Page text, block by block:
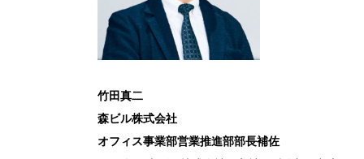
竹田真二
森ビル株式会社
オフィス事業部営業推進部部長補佐